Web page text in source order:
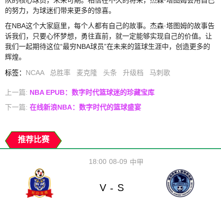
的努力，为球迷们带来更多的惊喜。
在NBA这个大家庭里，每个人都有自己的故事。杰森·塔图姆的故事告
诉我们，只要心怀梦想，勇往直前，就一定能够实现自己的价值。让
我们一起期待这位“最穷NBA球员”在未来的篮球生涯中，创造更多的
辉煌。
标签： NCAA 总胜率 麦克隆 头条 升级档 马刺歌
上一篇: NBA EPUB：数字时代篮球迷的珍藏宝库
下一篇: 在线新浪NBA：数字时代的篮球盛宴
推荐比赛
08-09
18:00 中甲
V - S